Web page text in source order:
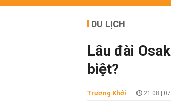
DU LỊCH
Lâu đài
biệt?
Trương Khởi 21:08 |